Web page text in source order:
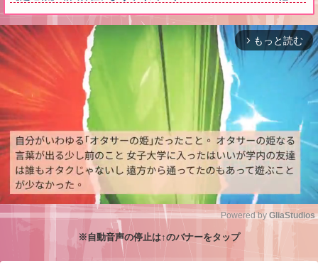
arrow_forward_ios もっと読む
Powered by GliaStudios
※自動音声の停止は↑のバナーをタップ